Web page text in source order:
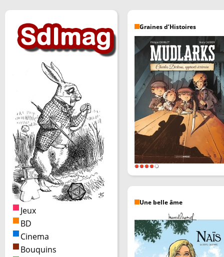
Jeux
BD
Cinema
Bouquins
Graines d’Histoires
Une belle âme